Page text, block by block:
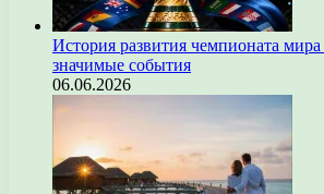
История развития чемпионата
значимые события
06.06.2026